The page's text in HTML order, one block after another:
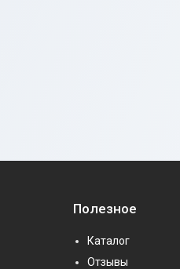
Полезное
Каталог
Отзывы